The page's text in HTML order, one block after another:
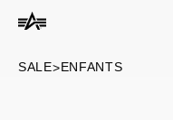
principal
SALE>ENFANTS